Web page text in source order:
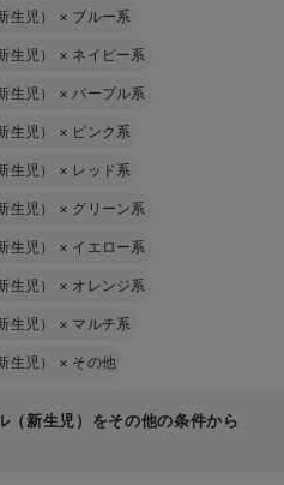
児） × ブルー系
児） × ネイビー系
児） ×パープル系
児） × ピンク系
児） × レッド系
児） × グリーン系
児） × イエロー系
児） × オレンジ系
児） × マルチ系
児） × その他
（新生児）をその他の条件から